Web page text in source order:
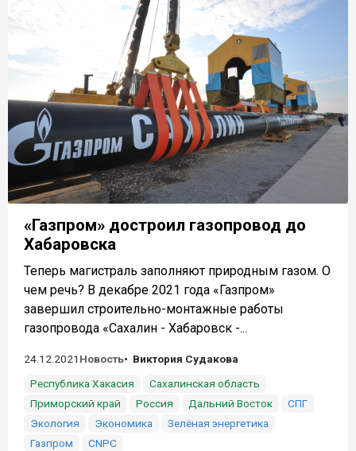
«Газпром» достроил газопровод до
Хабаровска
Теперь магистраль заполняют природным газом. О
чем речь? В декабре 2021 года «Газпром»
завершил строительно-монтажные работы
газопровода «Сахалин - Хабаровск -...
24.12.2021 Новость
Виктория Судакова
Республика Хакасия
Сахалинская область
Приморский край
Россия Дальний Восток
СПГ
Экология
Экономика
Зелёная энергетика
Газпром
CNPC